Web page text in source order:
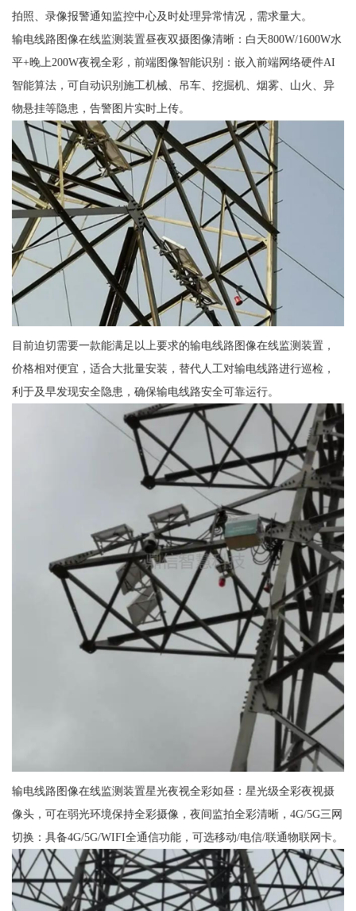
拍照、录像报警通知监控中心及时处理异常情况，需求量大。
输电线路图像在线监测装置昼夜双摄图像清晰：白天800W/1600W水
平+晚上200W夜视全彩，前端图像智能识别：嵌入前端网络硬件AI
智能算法，可自动识别施工机械、吊车、挖掘机、烟雾、山火、异
物悬挂等隐患，告警图片实时上传。
目前迫切需要一款能满足以上要求的输电线路图像在线监测装置，
价格相对便宜，适合大批量安装，替代人工对输电线路进行巡检，
利于及早发现安全隐患，确保输电线路安全可靠运行。
输电线路图像在线监测装置星光夜视全彩如昼：星光级全彩夜视摄
像头，可在弱光环境保持全彩摄像，夜间监拍全彩清晰，4G/5G三网
切换：具备4G/5G/WIFI全通信功能，可选移动/电信/联通物联网卡。